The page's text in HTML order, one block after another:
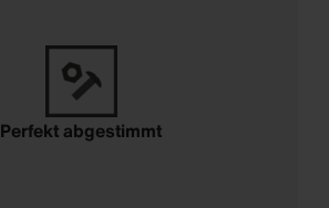
Perfekt abgestimmt